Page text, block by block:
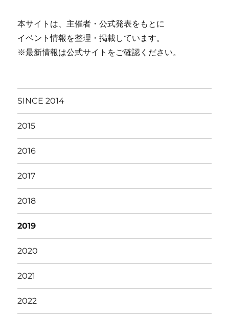
本サイトは、主催者・公式発表をもとに
イベント情報を整理・掲載しています。
※最新情報は公式サイトをご確認ください。
SINCE 2014
2015
2016
2017
2018
2019
2020
2021
2022